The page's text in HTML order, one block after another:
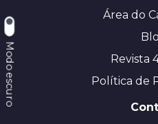
Modo escuro
Área do
Revista
Política de